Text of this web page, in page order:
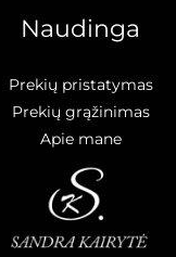
Naudinga
Prekių pristatymas
Prekių grąžinimas
Apie mane